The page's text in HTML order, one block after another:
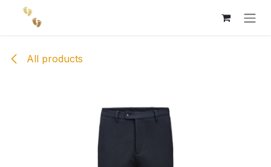
Skip to Content
All products